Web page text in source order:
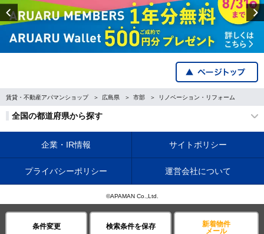
条件変更 検索条件を保存
新着物件
メール
Previous
賃貸・不動産アパマンショップ 広島県 市部 リノベーション・リフォーム
全国の都道府県から探す
企業・IR情報 サイトポリシー
プライバシーポリシー 運営会社について
©APAMAN Co.,Ltd.